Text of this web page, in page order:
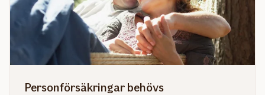
Personförsäkringar behövs